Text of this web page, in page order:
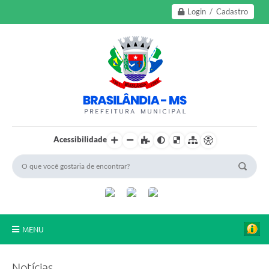
Login / Cadastro
Acessibilidade
MENU